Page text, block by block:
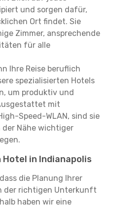
und sorgen dafür,
Ort findet. Sie
Zimmer, ansprechende
für alle
Ihre Reise beruflich
spezialisierten Hotels
um produktiv und
mit
Speed-WLAN, sind sie
Nähe wichtiger
in Indianapolis
die Planung Ihrer
der richtigen Unterkunft
haben wir eine